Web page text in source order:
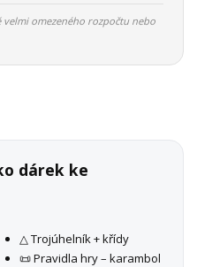
omezeného rozpočtu nebo
dárek ke
△ Trojúhelník + křídy
📜 Pravidla hry – karambol